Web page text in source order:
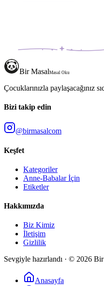
Bir MasalMasal Oku
Çocuklarınızla paylaşacağınız
Bizi takip edin
@birmasalcom
Keşfet
Kategoriler
Anne-Babalar İçin
Etiketler
Hakkımızda
Biz Kimiz
İletişim
Gizlilik
Sevgiyle hazırlandı · © 2026
Anasayfa